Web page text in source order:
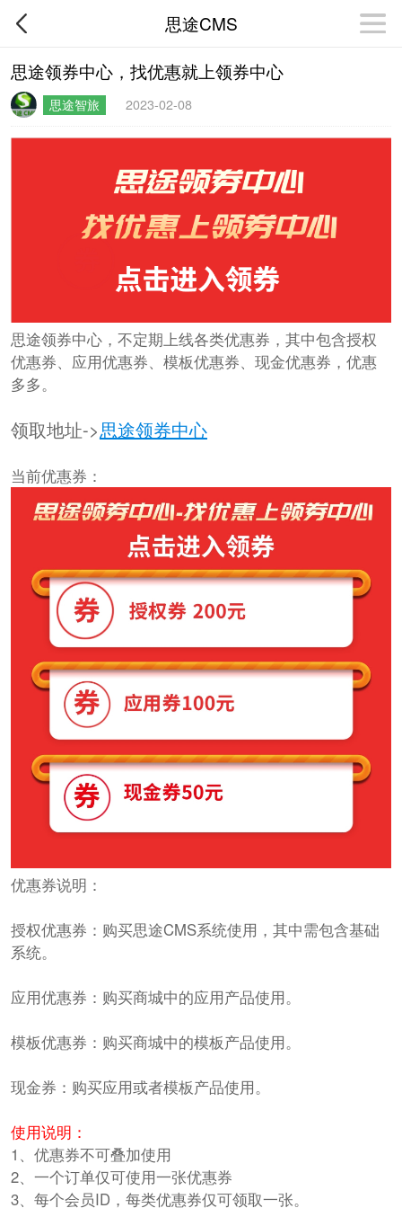
思途CMS
思途领券中心，找优惠就上领券中心
思途智旅 2023-02-08
思途领券中心，不定期上线各类优惠券，其中包含授权
优惠券、应用优惠券、模板优惠券、现金优惠券，优惠
多多。
领取地址->思途领券中心
当前优惠券：
优惠券说明：
授权优惠券：购买思途CMS系统使用，其中需包含基础
系统。
应用优惠券：购买商城中的应用产品使用。
模板优惠券：购买商城中的模板产品使用。
现金券：购买应用或者模板产品使用。
使用说明：
1、优惠券不可叠加使用
2、一个订单仅可使用一张优惠券
3、每个会员ID，每类优惠券仅可领取一张。